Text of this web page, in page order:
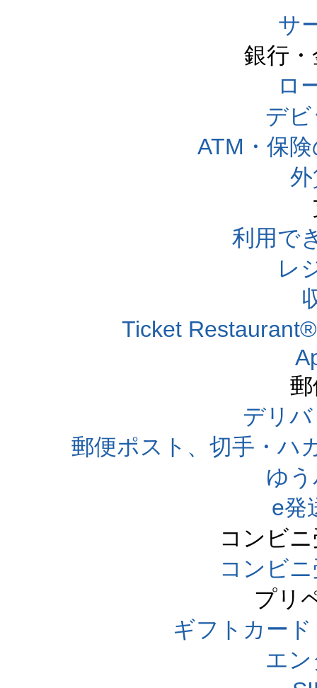
サ
銀行
ロ
デ
ATM・保
利用で
レ
Ticket
デリ
郵便ポスト、切手・ハ
ゆ
e発
コンビ
コンビ
プリ
ギフトカー
エ